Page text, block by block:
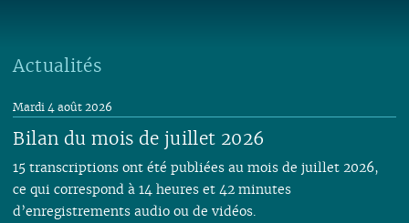
Actualités
Bilan du mois de juillet 2026
Mardi 4 août 2026
15 transcriptions ont été publiées au mois de juillet 2026,
ce qui correspond à 14 heures et 42 minutes
d’enregistrements audio ou de vidéos.